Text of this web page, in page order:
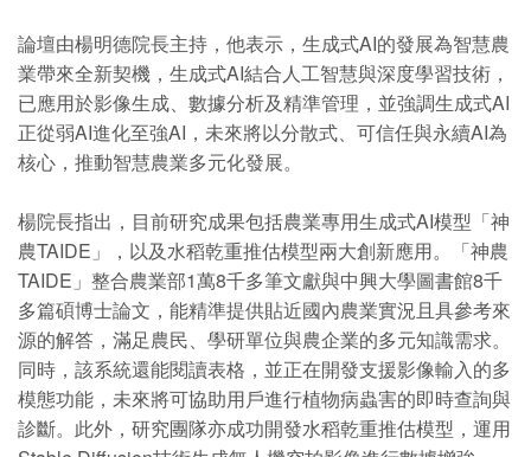
論壇由楊明德院長主持，他表示，生成式AI的發展為智慧農
業帶來全新契機，生成式AI結合人工智慧與深度學習技術，
已應用於影像生成、數據分析及精準管理，並強調生成式AI
正從弱AI進化至強AI，未來將以分散式、可信任與永續AI為
核心，推動智慧農業多元化發展。
楊院長指出，目前研究成果包括農業專用生成式AI模型「神
農TAIDE」，以及水稻乾重推估模型兩大創新應用。「神農
TAIDE」整合農業部1萬8千多筆文獻與中興大學圖書館8千
多篇碩博士論文，能精準提供貼近國內農業實況且具參考來
源的解答，滿足農民、學研單位與農企業的多元知識需求。
同時，該系統還能閱讀表格，並正在開發支援影像輸入的多
模態功能，未來將可協助用戶進行植物病蟲害的即時查詢與
診斷。此外，研究團隊亦成功開發水稻乾重推估模型，運用